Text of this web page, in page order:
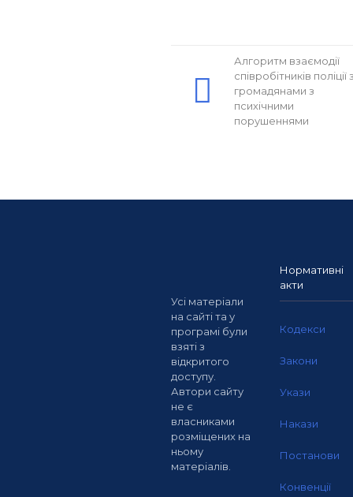
Алгоритм взаємодії
співробітників поліції
громадянами з
психічними
порушеннями
Усі матеріали
на сайті та у
програмі були
взяті з
відкритого
доступу.
Автори сайту
не є
власниками
розміщених на
ньому
матеріалів.
Нормативні
акти
Кодекси
Закони
Укази
Накази
Постанови
Конвенції